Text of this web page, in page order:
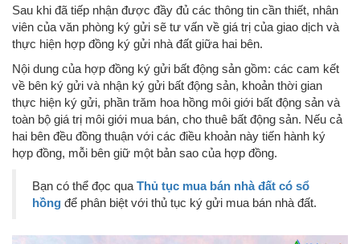
Sau khi đã tiếp nhận được đầy đủ các thông tin cần thiết, nhân
viên của văn phòng ký gửi sẽ tư vấn về giá trị của giao dịch và
thực hiện hợp đồng ký gửi nhà đất giữa hai bên.
Nội dung của hợp đồng ký gửi bất động sản gồm: các cam kết
về bên ký gửi và nhận ký gửi bất động sản, khoản thời gian
thực hiện ký gửi, phần trăm hoa hồng môi giới bất động sản và
toàn bộ giá trị môi giới mua bán, cho thuê bất động sản. Nếu cả
hai bên đều đồng thuận với các điều khoản này tiến hành ký
hợp đồng, mỗi bên giữ một bản sao của hợp đồng.
Bạn có thể đọc qua Thủ tục mua bán nhà đất có sổ
hồng để phân biệt với thủ tục ký gửi mua bán nhà đất.